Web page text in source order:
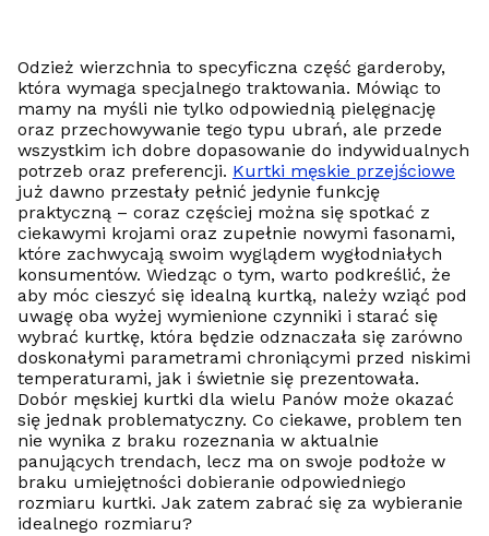
Odzież wierzchnia to specyficzna część garderoby,
która wymaga specjalnego traktowania. Mówiąc to
mamy na myśli nie tylko odpowiednią pielęgnację
oraz przechowywanie tego typu ubrań, ale przede
wszystkim ich dobre dopasowanie do indywidualnych
potrzeb oraz preferencji. Kurtki męskie przejściowe
już dawno przestały pełnić jedynie funkcję
praktyczną – coraz częściej można się spotkać z
ciekawymi krojami oraz zupełnie nowymi fasonami,
które zachwycają swoim wyglądem wygłodniałych
konsumentów. Wiedząc o tym, warto podkreślić, że
aby móc cieszyć się idealną kurtką, należy wziąć pod
uwagę oba wyżej wymienione czynniki i starać się
wybrać kurtkę, która będzie odznaczała się zarówno
doskonałymi parametrami chroniącymi przed niskimi
temperaturami, jak i świetnie się prezentowała.
Dobór męskiej kurtki dla wielu Panów może okazać
się jednak problematyczny. Co ciekawe, problem ten
nie wynika z braku rozeznania w aktualnie
panujących trendach, lecz ma on swoje podłoże w
braku umiejętności dobieranie odpowiedniego
rozmiaru kurtki. Jak zatem zabrać się za wybieranie
idealnego rozmiaru?